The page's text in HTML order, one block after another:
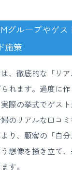
グループやゲス
施策
、徹底的な「リア
れます。過度に
際の挙式でゲス
のリアルな口コ
り、顧客の「自
想像を掻き立て
す。